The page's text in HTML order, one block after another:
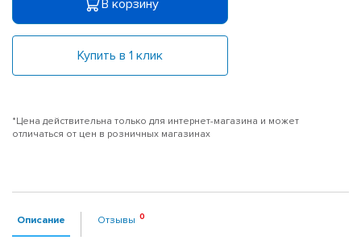
В корзину
Купить в 1 клик
*Цена действительна только для интернет-магазина и может
отличаться от цен в розничных магазинах
Описание Отзывы